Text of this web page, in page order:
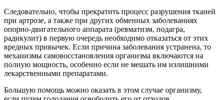
Следовательно, чтобы прекратить процесс разрушения тканей
при артрозе, а также при других обменных заболеваниях
опорно-двигательного аппарата (ревматизм, подагра,
радикулит) в первую очередь необходимо отказаться от этих
вредных привычек. Если причина заболевания устранена, то
механизмы самовосстановления организма включаются на
полную мощность, особенно если не мешать им излишними
лекарственными препаратами.
Большую помощь можно оказать в этом случае организму,